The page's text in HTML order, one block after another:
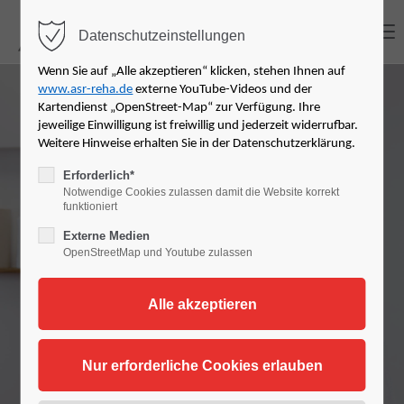
Login
Benutzername
Passwort
Physiotherapie
Datenschutzeinstellungen
Wenn Sie auf „Alle akzeptieren“ klicken, stehen Ihnen auf
www.asr-reha.de externe YouTube-Videos und der
Kartendienst „OpenStreet-Map“ zur Verfügung. Ihre
jeweilige Einwilligung ist freiwillig und jederzeit widerrufbar.
Weitere Hinweise erhalten Sie in der Datenschutzerklärung.
Erforderlich*
Notwendige Cookies zulassen damit die Website korrekt
funktioniert
Externe Medien
OpenStreetMap und Youtube zulassen